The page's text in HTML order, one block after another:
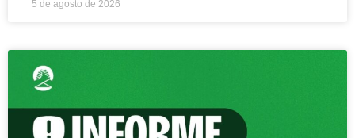
5 de agosto de 2026